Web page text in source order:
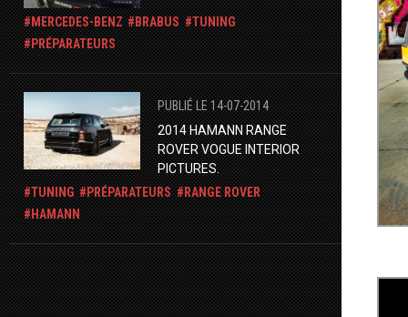
MERCEDES-BENZ BRABUS
TUNING
PRÉPARATEURS
PUBLIÉ LE 14-07-2014
2014 HAMANN RANGE
ROVER VOGUE INTERIOR
PICTURES.
TUNING
PRÉPARATEURS
RANGE ROVER
HAMANN